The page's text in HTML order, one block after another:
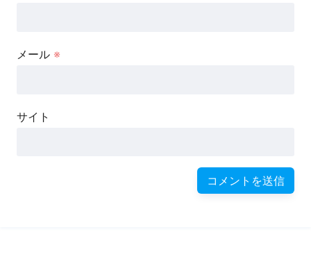
メール ※
サイト